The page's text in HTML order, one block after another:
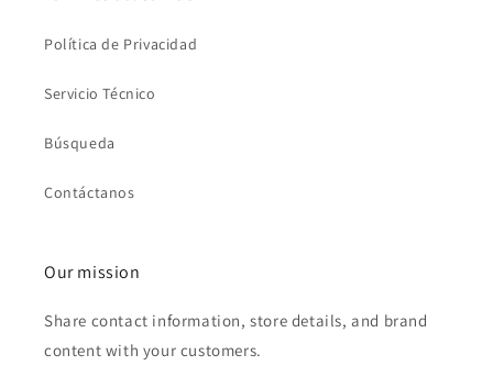
Política de Privacidad
Servicio Técnico
Búsqueda
Contáctanos
Our mission
Share contact information, store details, and brand
content with your customers.